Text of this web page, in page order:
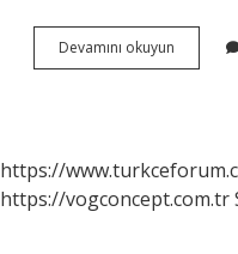
Devamını okuyun
Sokarsa
https://
https://vogconcept.com.tr